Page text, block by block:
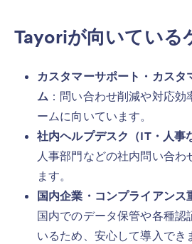
Tayoriが向いている
カスタマーサポート・カスタ
ム ：問い合わせ削減や対応
ームに向いています。
社内ヘルプデスク（IT・人事
人事部門などの社内問い合わ
ます。
国内企業・コンプライアンス
国内でのデータ保管や各種認
いるため、安心して導入でき